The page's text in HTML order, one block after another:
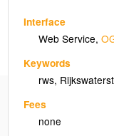
Interface
Web Service,
Keywords
rws,
Fees
none